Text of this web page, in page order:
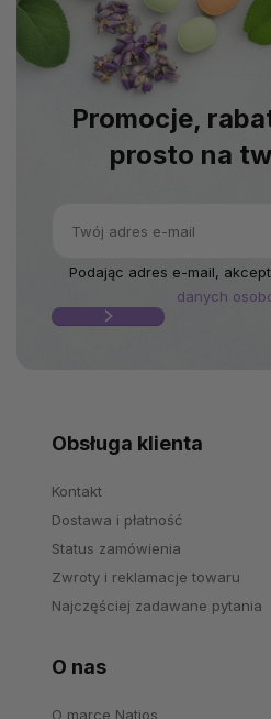
Promocje,
prosto na
Podając adres e-mail,
danych
Obsługa klienta
Kontakt
Dostawa i płatność
Status zamówienia
Zwroty i reklamacje towaru
Najczęściej zadawane pytania
O nas
O marce Natios